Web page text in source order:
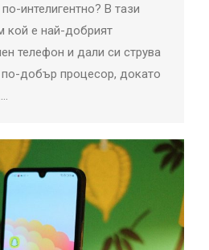
интелигентно? В тази
кой е най-добрият
телефон и дали си струва
по-добър процесор, докато